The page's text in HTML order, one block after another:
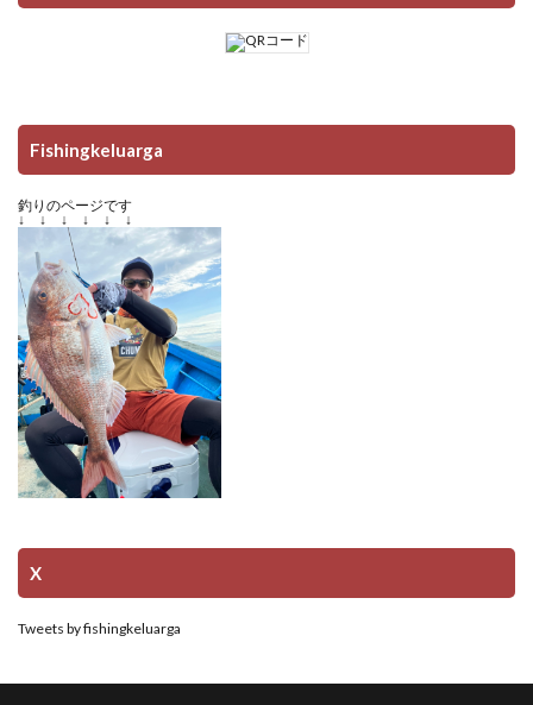
Fishingkeluarga
釣りのページです
↓ ↓ ↓ ↓ ↓ ↓
X
Tweets by fishingkeluarga